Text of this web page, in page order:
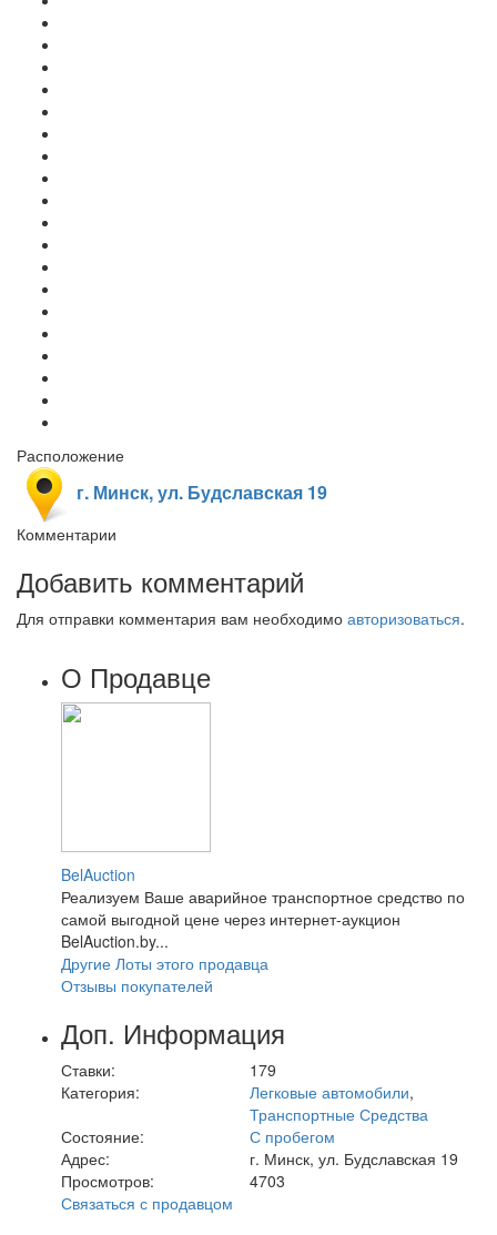
Расположение
г. Минск, ул. Будславская 19
Комментарии
Добавить комментарий
Для отправки комментария вам необходимо авторизоваться.
О Продавце
BelAuction
Реализуем Ваше аварийное транспортное средство по
самой выгодной цене через интернет-аукцион
BelAuction.by...
Другие Лоты этого продавца
Отзывы покупателей
Доп. Информация
Ставки:
179
Категория:
Легковые автомобили,
Транспортные Средства
Состояние:
С пробегом
Адрес:
г. Минск, ул. Будславская 19
Просмотров:
4703
Связаться с продавцом